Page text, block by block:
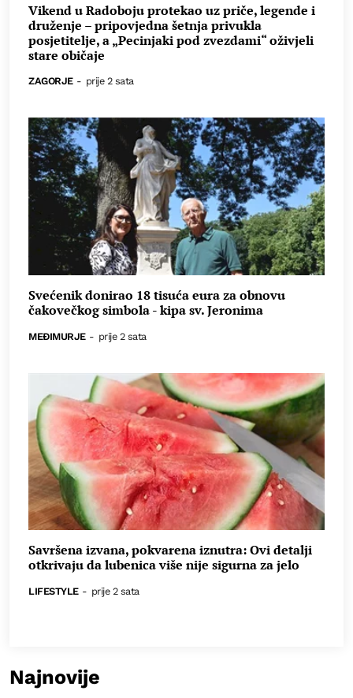
Vikend u Radoboju protekao uz priče, legende i
druženje – pripovjedna šetnja privukla
posjetitelje, a „Pecinjaki pod zvezdami“ oživjeli
stare običaje
ZAGORJE - prije 2 sata
Svećenik donirao 18 tisuća eura za obnovu
čakovečkog simbola - kipa sv. Jeronima
MEĐIMURJE - prije 2 sata
Savršena izvana, pokvarena iznutra: Ovi detalji
otkrivaju da lubenica više nije sigurna za jelo
LIFESTYLE - prije 2 sata
Najnovije